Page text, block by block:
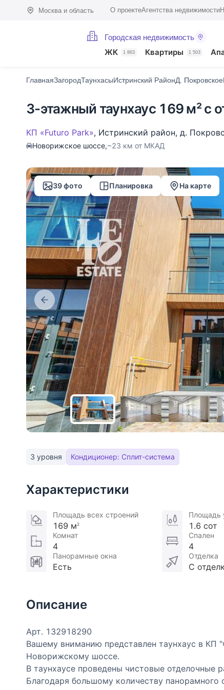
Москва и область О проектеАгентства недвижимости
Городская недвижимость
ЖК 1 863 Квартиры 1 503
ГлавнаяЗагородТаунхасыИстринский РайонД. Покровское
3-этажный таунхаус 169 м² с
КП «Futuro Park», Истринский район, д.
Новорижское шоссе,~23 км от МКАД
39 фото Планировка На карте
3 уровня Кондиционер: Сплит-система
Характеристики
Площадь всех строений
169 м 2
Площадь
1.6 сот
Комнат
4
Спален
4
Панорамные окна
Есть
Отделка
С
Описание
Арт. 132918290
Вашему вниманию представлен таунхаус в
Новорижскому шоссе.
В таунхаусе проведены чистовые отделочные
Благодаря большому количеству
ХарактеристикиОписаниеО поселкеНа карте